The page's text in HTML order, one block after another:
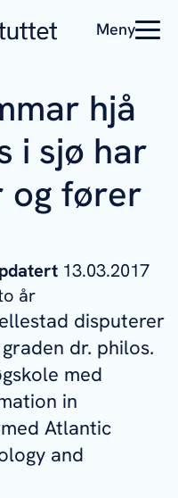
Meny
hjå
i sjø har
og fører
13.03.2017
år
disputerer
dr. philos.
med
in
Atlantic
and